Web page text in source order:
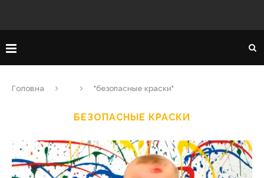
Головна "безопасные краски"
БЕЗОПАСНЫЕ КРАСКИ